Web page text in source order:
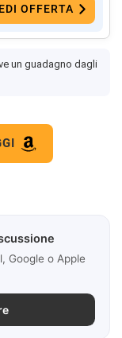
OFFERTA
un guadagno dagli
Google o Apple